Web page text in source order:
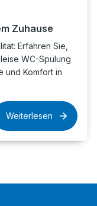
Zuhause
Erfahren Sie,
WC-Spülung
und Komfort in
Weiterlesen